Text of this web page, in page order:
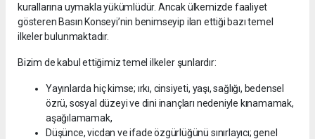
kurallarına uymakla yükümlüdür. Ancak ülkemizde faaliyet
gösteren Basın Konseyi’nin benimseyip ilan ettiği bazı temel
ilkeler bulunmaktadır.
Bizim de kabul ettiğimiz temel ilkeler şunlardır:
Yayınlarda hiç kimse; ırkı, cinsiyeti, yaşı, sağlığı, bedensel
özrü, sosyal düzeyi ve dini inançları nedeniyle kınamamak,
aşağılamamak,
Düşünce, vicdan ve ifade özgürlüğünü sınırlayıcı; genel